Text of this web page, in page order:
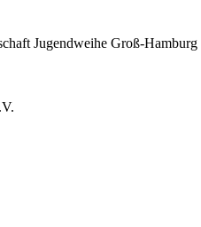
Jugendweihe Groß-Hamburg